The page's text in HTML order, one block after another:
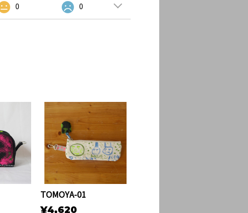
0 0
TOMOYA-01
¥4,620